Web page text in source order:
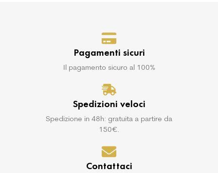
Pagamenti sicuri
Il pagamento sicuro al 100%
Spedizioni veloci
Spedizione in 48h: gratuita a partire da
150€.
Contattaci